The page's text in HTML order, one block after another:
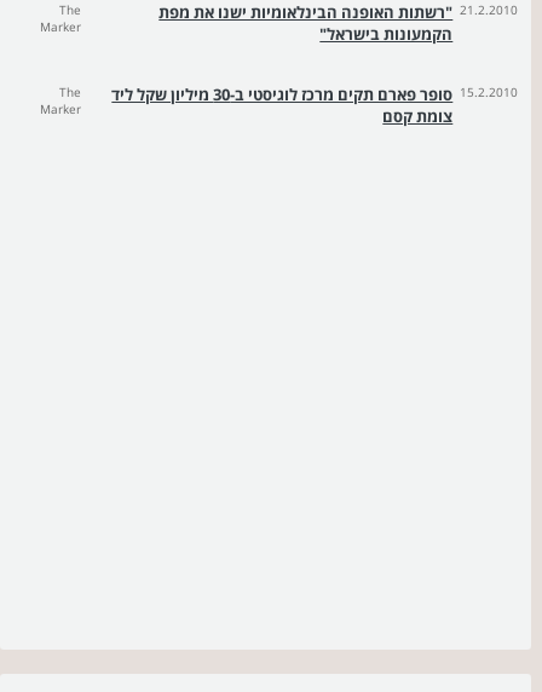
21.2.2010 "רשתות האופנה הבינלאומיות ישנו את מפת
הקמעונות בישראל"
The
Marker
15.2.2010
סופר פארם תקים מרכז לוגיסטי ב-30 מיליון שקל ליד
צומת קסם
The
Marker